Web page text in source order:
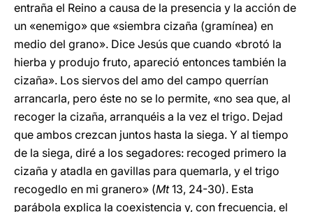
entraña el Reino a causa de la presencia y la acción de
un «enemigo» que «siembra cizaña (gramínea) en
medio del grano». Dice Jesús que cuando «brotó la
hierba y produjo fruto, apareció entonces también la
cizaña». Los siervos del amo del campo querrían
arrancarla, pero éste no se lo permite, «no sea que, al
recoger la cizaña, arranquéis a la vez el trigo. Dejad
que ambos crezcan juntos hasta la siega. Y al tiempo
de la siega, diré a los segadores: recoged primero la
cizaña y atadla en gavillas para quemarla, y el trigo
recogedlo en mi granero» (Mt13, 24-30). Esta
parábola explica la coexistencia y, con frecuencia, el